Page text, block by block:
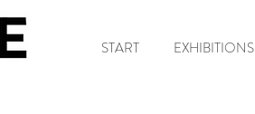
START EXHIBITIONS